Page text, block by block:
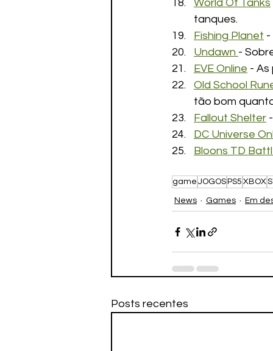
World Of Tanks
tanques.
Fishing Planet -
Undawn -
EVE Online - As
Old School
tão bom
Fallout Shelter
DC Universe
Bloons TD
game JOGOS PS5 XBOX
News Games Em
Posts recentes